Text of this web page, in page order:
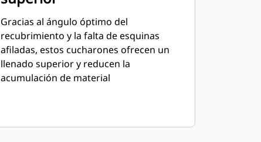
Gracias al ángulo óptimo del
recubrimiento y la falta de esquinas
afiladas, estos cucharones ofrecen un
llenado superior y reducen la
acumulación de material